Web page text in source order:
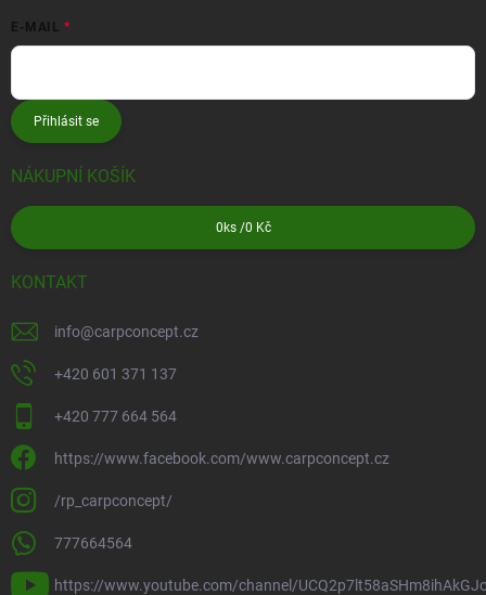
E-MAIL
Přihlásit se
NÁKUPNÍ KOŠÍK
0ks /0 Kč
KONTAKT
info@carpconcept.cz
+420 601 371 137
+420 777 664 564
https://www.facebook.com/www.carpconcept.cz
/rp_carpconcept/
777664564
https://www.youtube.com/channel/